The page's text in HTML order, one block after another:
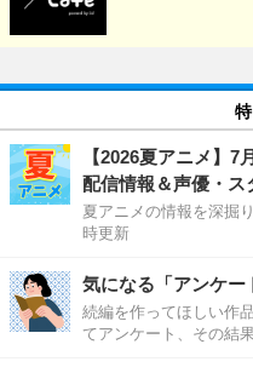
【2026夏アニメ】
配信情報＆声優・ス
夏アニメの情報を深掘
時更新
気になる「アンケー
続編を作ってほしい作
てアンケート、その結